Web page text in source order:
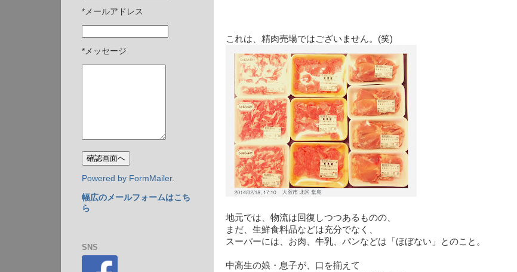
これは、精肉売場ではございません。(笑)
地元では、物流は回復しつつあるものの、
まだ、生鮮食料品などは充分でなく、
スーパーには、お肉、牛乳、パンなどは「ほぼない」とのこと。
中高生の娘・息子が、口を揃えて
*メールアドレス
*メッセージ
Powered by FormMailer.
幅広のメールフォームはこち
ら
SNS